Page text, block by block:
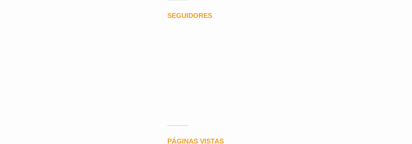
SEGUIDORES
PÁGINAS VISTAS